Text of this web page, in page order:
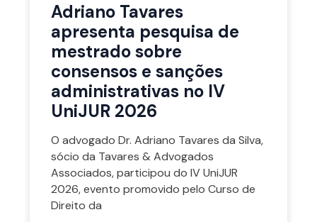
Adriano Tavares
apresenta pesquisa de
mestrado sobre
consensos e sanções
administrativas no IV
UniJUR 2026
O advogado Dr. Adriano Tavares da Silva,
sócio da Tavares & Advogados
Associados, participou do IV UniJUR
2026, evento promovido pelo Curso de
Direito da